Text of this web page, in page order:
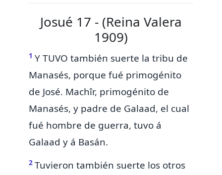
Josué 17 - (Reina Valera
1909)
1 Y TUVO también suerte la tribu de
Manasés, porque fué primogénito
de José. Machîr, primogénito de
Manasés, y padre de Galaad, el cual
fué hombre de guerra, tuvo á
Galaad y á Basán.
2 Tuvieron también suerte los otros